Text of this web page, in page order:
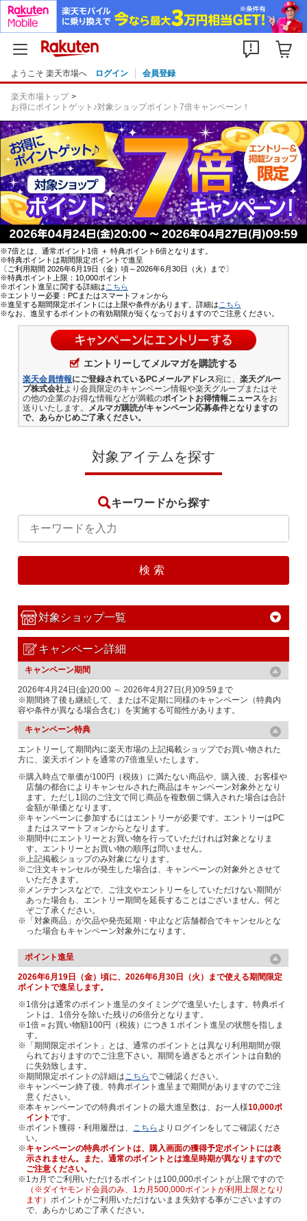
ようこそ 楽天市場へ ログイン 会員登録
楽天市場トップ
お得にポイントゲット♪対象ショップポイント7倍キャンペーン！
※7倍とは、通常ポイント1倍 ＋ 特典ポイント6倍となります。
※特典ポイントは期間限定ポイントで進呈
〔ご利用期間 2026年6月19日（金）頃～2026年6月30日（火）まで〕
※特典ポイント上限：10,000ポイント
※ポイント進呈に関する詳細は こちら
※エントリー必要：PCまたはスマートフォンから
※進呈する期間限定ポイントには上限や条件があります。詳細は こちら
※なお、進呈するポイントの有効期限が短くなっておりますのでご注意ください。
エントリーしてメルマガを購読する
楽天会員情報にご登録されているPCメールアドレス宛に、 楽天グルー
プ株式会社より会員限定のキャンペーン情報や楽天グループまたはそ
の他の企業のお得な情報などが満載のポイントお得情報ニュースをお
送りいたします。 メルマガ購読がキャンペーン応募条件となりますの
で、あらかじめご了承ください。
対象アイテムを探す
キーワードから探す
検索
対象ショップ一覧
キャンペーン詳細
キャンペーン期間
2026年4月24日(金)20:00 ～ 2026年4月27日(月)09:59まで
※期間終了後も継続して、または不定期に同様のキャンペーン（特典内
容や条件が異なる場合含む）を実施する可能性があります。
キャンペーン特典
エントリーして期間内に楽天市場の上記掲載ショップでお買い物された
方に、楽天ポイントを通常の7倍進呈いたします。
※購入時点で単価が100円（税抜）に満たない商品や、購入後、お客様や
店舗の都合によりキャンセルされた商品はキャンペーン対象外となり
ます。ただし1回のご注文で同じ商品を複数個ご購入された場合は合計
金額が単価となります。
※キャンペーンに参加するにはエントリーが必要です。エントリーはPC
またはスマートフォンからとなります。
※期間中にエントリーとお買い物を行っていただければ対象となりま
す。エントリーとお買い物の順序は問いません。
※上記掲載ショップのみ対象になります。
※ご注文キャンセルが発生した場合は、キャンペーンの対象外とさせて
いただきます。
※メンテナンスなどで、ご注文やエントリーをしていただけない期間が
あった場合も、エントリー期間を延長することはございません。何と
ぞご了承ください。
※「対象商品」が欠品や発売延期・中止など店舗都合でキャンセルとな
った場合もキャンペーン対象外になります。
ポイント進呈
2026年6月19日（金）頃に、2026年6月30日（火）まで使える期間限定
ポイントで進呈します。
※1倍分は通常のポイント進呈のタイミングで進呈いたします。特典ポイ
ントは、1倍分を除いた残りの6倍分となります。
※1倍＝お買い物額100円（税抜）につき１ポイント進呈の状態を指しま
す。
※「期間限定ポイント」とは、通常のポイントとは異なり利用期間が限
られておりますのでご注意下さい。期間を過ぎるとポイントは自動的
に失効致します。
※期間限定ポイントの詳細は こちらでご確認ください。
※キャンペーン終了後、特典ポイント進呈まで期間がありますのでご注
意ください。
※本キャンペーンでの特典ポイントの最大進呈数は、お一人様10,000ポ
イントです。
※ポイント獲得・利用履歴は、
こちら よりログインをしてご確認くださ
い。
※キャンペーンの特典ポイントは、購入画面の獲得予定ポイントには表
示されません。また、通常のポイントとは進呈時期が異なりますので
ご注意ください。
※1カ月でご利用いただけるポイントは100,000ポイントが上限ですので
（※ダイヤモンド会員のみ、1カ月500,000ポイントが利用上限となり
ます） ポイントがご利用いただけないまま失効する事がございますの
で、あらかじめご了承ください。